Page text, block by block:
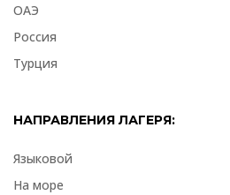
ОАЭ
Россия
Турция
НАПРАВЛЕНИЯ ЛАГЕРЯ:
Языковой
На море